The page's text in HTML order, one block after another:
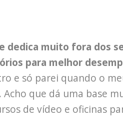
dedica muito fora dos
para melhor
e só parei quando o
Acho que dá uma base
de vídeo e oficinas